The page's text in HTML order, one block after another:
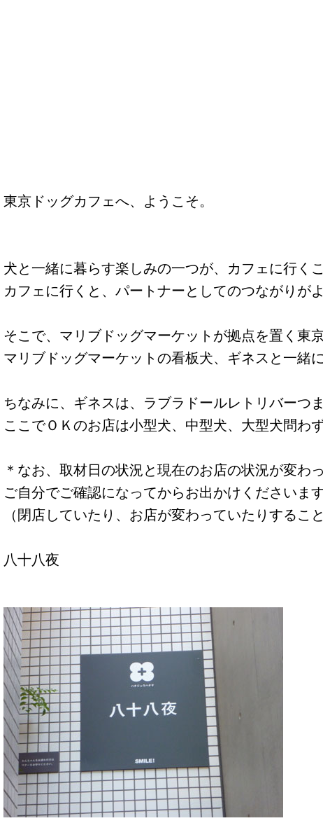
東京ドッグカフェへ、ようこそ。
犬と一緒に暮らす楽しみの一つが、カフェに行くこ
カフェに行くと、パートナーとしてのつながりが
そこで、マリブドッグマーケットが拠点を置く東京
マリブドッグマーケットの看板犬、ギネスと一緒
ちなみに、ギネスは、ラブラドールレトリバーつ
ここでＯＫのお店は小型犬、中型犬、大型犬問わ
＊なお、取材日の状況と現在のお店の状況が変わ
ご自分でご確認になってからお出かけくださいま
（閉店していたり、お店が変わっていたりするこ
八十八夜